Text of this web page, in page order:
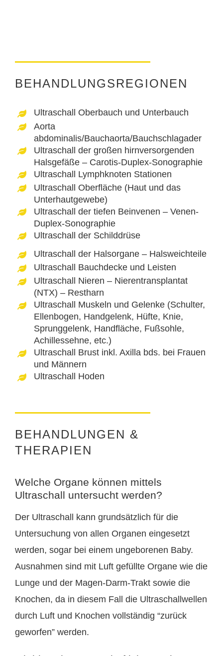
BEHANDLUNGSREGIONEN
Ultraschall Oberbauch und Unterbauch
Aorta
abdominalis/Bauchaorta/Bauchschlagader
Ultraschall der großen hirnversorgenden
Halsgefäße – Carotis-Duplex-Sonographie
Ultraschall Lymphknoten Stationen
Ultraschall Oberfläche (Haut und das
Unterhautgewebe)
Ultraschall der tiefen Beinvenen – Venen-
Duplex-Sonographie
Ultraschall der Schilddrüse
Ultraschall der Halsorgane – Halsweichteile
Ultraschall Bauchdecke und Leisten
Ultraschall Nieren – Nierentransplantat
(NTX) – Restharn
Ultraschall Muskeln und Gelenke (Schulter,
Ellenbogen, Handgelenk, Hüfte, Knie,
Sprunggelenk, Handfläche, Fußsohle,
Achillessehne, etc.)
Ultraschall Brust inkl. Axilla bds. bei Frauen
und Männern
Ultraschall Hoden
BEHANDLUNGEN &
THERAPIEN
Welche Organe können mittels
Ultraschall untersucht werden?
Der Ultraschall kann grundsätzlich für die
Untersuchung von allen Organen eingesetzt
werden, sogar bei einem ungeborenen Baby.
Ausnahmen sind mit Luft gefüllte Organe wie die
Lunge und der Magen-Darm-Trakt sowie die
Knochen, da in diesem Fall die Ultraschallwellen
durch Luft und Knochen vollständig “zurück
geworfen” werden.